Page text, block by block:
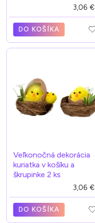
3,06 €
DO KOŠÍKA
Veľkonočná dekorácia
kuriatka v košíku a
škrupinke 2 ks
3,06 €
DO KOŠÍKA